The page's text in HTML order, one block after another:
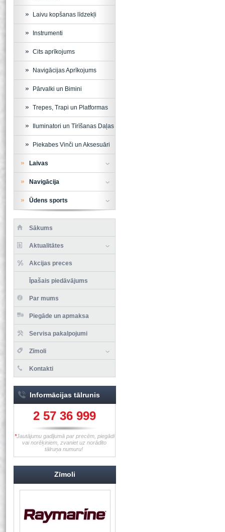
Laivu kopšanas līdzekļi
Instrumenti
Cits aprīkojums
Navigācijas Aprīkojums
Pārvalki un Bimini
Trepes, Trapi un Platformas
Iluminatori un Tīrīšanas Daļas
Piekabes Vinči un Aksesuāri
Laivas
Navigācija
Ūdens sports
Sākums
Aktualitātes
Akcijas preces
Īpašais piedāvājums
Par mums
Piegāde un apmaksa
Servisa pakalpojumi
Zīmoli
Kontakti
Informācijas tālrunis
2 57 36 999
*Jautājumu gadījumā par precēm, piegādi
vai norēķiniem, zvaniet uz norādīto
tālruņa numuru!
Zīmoli